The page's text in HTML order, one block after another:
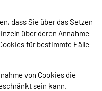
dass Sie über das Setzen
über deren Annahme
für bestimmte Fälle
von Cookies die
sein kann.